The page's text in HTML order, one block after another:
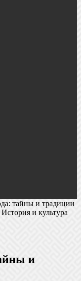
тайны и традиции
и культура
и